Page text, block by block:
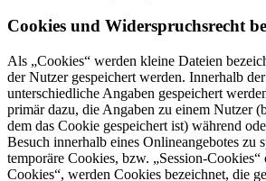
Cookies und Widerspruchsrecht
Als „Cookies“ werden kleine Dateien
der Nutzer gespeichert werden. Innerhalb
unterschiedliche Angaben gespeichert
primär dazu, die Angaben zu einem Nutzer
dem das Cookie gespeichert ist) während
Besuch innerhalb eines Onlineangebotes zu
temporäre Cookies, bzw. „Session-Cookies“
Cookies“, werden Cookies bezeichnet, die